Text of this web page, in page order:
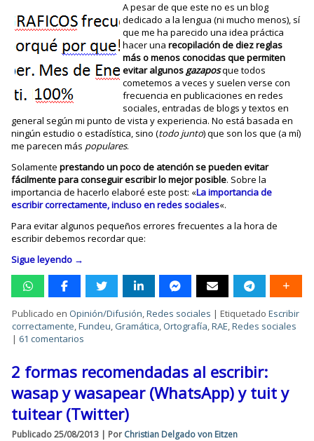
A pesar de que este no es un blog
dedicado a la lengua (ni mucho menos), sí
que me ha parecido una idea práctica
hacer una recopilación de diez reglas
más o menos conocidas que permiten
evitar algunosgazaposque todos
cometemos a veces y suelen verse con
frecuencia en publicaciones en redes
sociales, entradas de blogs y textos en
general según mi punto de vista y experiencia. No está basada en
ningún estudio o estadística, sino (todo junto) que son los que (a mí)
me parecen más populares.
Solamenteprestando un poco de atención se pueden evitar
fácilmente para conseguir escribir lo mejor posible. Sobre la
importancia de hacerlo elaboré este post: «La importancia de
escribir correctamente, incluso en redes sociales«.
Para evitar algunos pequeños errores frecuentes a la hora de
escribir debemos recordar que:
Sigue leyendo →
Publicado en Opinión/Difusión,Redes sociales |Etiquetado Escribir
correctamente,Fundeu, Gramática, Ortografía,RAE,Redes sociales
| 61 comentarios
2 formas recomendadas al escribir:
wasap y wasapear (WhatsApp) y tuit y
tuitear (Twitter)
Publicado 25/08/2013 | Por Christian Delgado von Eitzen